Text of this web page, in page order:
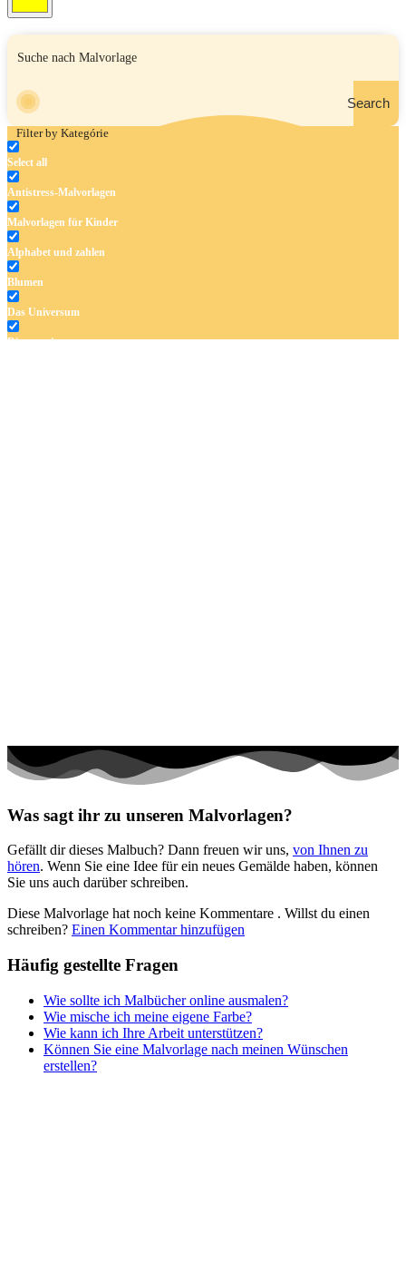
Search
Filter by Kategórie
Select all
Antistress-Malvorlagen
Malvorlagen für Kinder
Alphabet und zahlen
Blumen
Das Universum
Dinosaurier
Valentinstag und Liebe
Nezaradené
Unkategorisiert
Was sagt ihr zu unseren Malvorlagen?
Gefällt dir dieses Malbuch? Dann freuen wir uns, von Ihnen zu
hören. Wenn Sie eine Idee für ein neues Gemälde haben, können
Sie uns auch darüber schreiben.
Diese Malvorlage hat noch keine Kommentare . Willst du einen
schreiben? Einen Kommentar hinzufügen
Häufig gestellte Fragen
Wie sollte ich Malbücher online ausmalen?
Wie mische ich meine eigene Farbe?
Wie kann ich Ihre Arbeit unterstützen?
Können Sie eine Malvorlage nach meinen Wünschen
erstellen?